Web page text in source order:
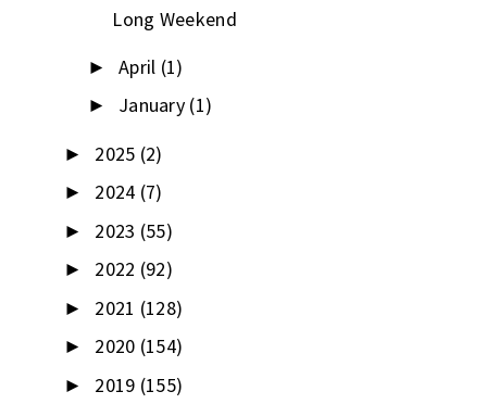
Long Weekend
► April (1)
► January (1)
► 2025 (2)
► 2024 (7)
► 2023 (55)
► 2022 (92)
► 2021 (128)
► 2020 (154)
► 2019 (155)